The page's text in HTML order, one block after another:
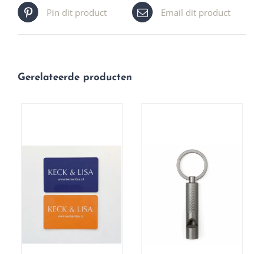
Pin dit product Email dit product
Gerelateerde producten